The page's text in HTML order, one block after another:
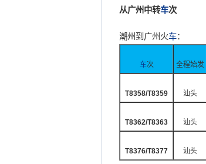
从广州中转车次
潮州到广州火车：
车次 全程始发
T8358/T8359 汕头
T8362/T8363 汕头
T8376/T8377 汕头